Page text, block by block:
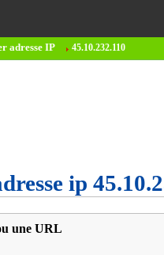
adresse IP 45.10.232.110
ip
une URL